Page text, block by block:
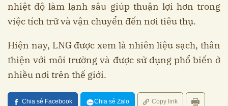
nhiệt độ làm lạnh sâu giúp thuận lợi hơn trong
việc tích trữ và vận chuyển đến nơi tiêu thụ.
Hiện nay, LNG được xem là nhiên liệu sạch, thân
thiện với môi trường và được sử dụng phổ biến ở
nhiều nơi trên thế giới.
Chia sẻ Facebook Chia sẻ Zalo Copy link